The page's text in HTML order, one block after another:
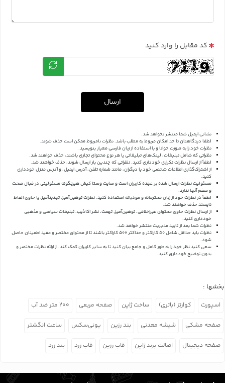
کد مقابل را وارد کنید
ارسال
نشانی ایمیل شما منتشر نخواهد شد.
لطفا دیدگاهتان تا حد امکان مربوط به مطلب باشد. نظرات نامربوط ممکن است حذف شوند.
نظرات خود را به صورت خوانا و با استفاده از زبان فارسی معیار بنویسید.
نظراتی که شامل تبلیغات، لینک‌های تبلیغاتی یا هر نوع محتوای تجاری باشند، حذف خواهند شد.
لطفاً از ارسال نظرات تکراری خودداری کنید. نظراتی که چندین بار ارسال شوند، حذف خواهند شد.
از اشتراک‌گذاری اطلاعات شخصی خود یا دیگران، مانند شماره تلفن، آدرس ایمیل، و آدرس منزل خودداری
کنید.
مسئولیت نظرات ارسال شده بر عهده کاربران است و سایت وستا کیش هیچگونه مسئولیتی در قبال صحت
و سقم آنها ندارد.
لطفاً در نظرات خود از زبان محترمانه و مودبانه استفاده کنید. نظرات توهین‌آمیز، تهدیدآمیز، یا حاوی الفاظ
ناپسند حذف خواهند شد.
از ارسال نظرات حاوی محتوای غیراخلاقی، توهین‌آمیز، تهمت، نشر اکاذیب، تبلیغات سیاسی و مذهبی
خودداری کنید.
نظرات شما بعد از تایید مدیریت منتشر خواهد شد.
نظرات باید حداقل شامل 50 کاراکتر و حداکثر 500 کاراکتر باشند تا از محتوای مختصر و مفید اطمینان حاصل
شود.
سعی کنید نظر خود را به طور کامل و جامع بیان کنید تا به سایر کاربران کمک کند.از ارائه نظرات مختصر و
بدون توضیح خودداری کنید.
بخشها :
اسپورت کوارتز (باتری) ساخت ژاپن صفحه مربعی ۲۰۰ متر ضد آب
صفحه مشکی شیشه معدنی بند رزین یونی‌سکس ساعت انگشتر
صفحه دیجیتال اصالت برند ژاپن قاب رزین قاب زرد بند زرد